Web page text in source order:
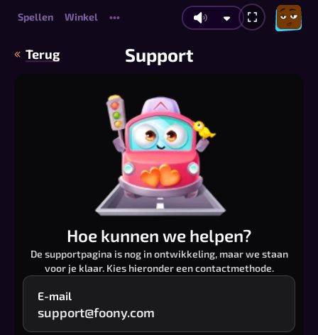
Spellen Winkel •••
Terug Support
Hoe kunnen we helpen?
De supportpagina is nog in ontwikkeling, maar we staan
voor je klaar. Kies hieronder een contactmethode.
E-mail
support@foony.com